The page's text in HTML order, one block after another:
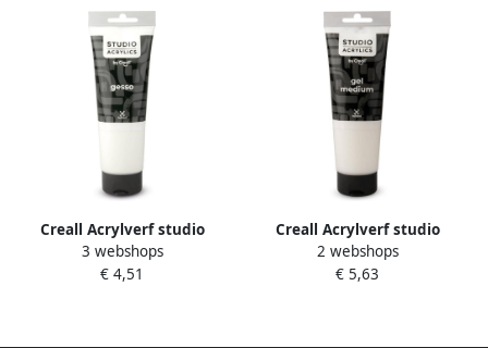
Creall Acrylverf studio
medium Acrylics gesso
3 webshops
€ 4,51
Creall Acrylverf studio
medium Acrylics gel
2 webshops
€ 5,63